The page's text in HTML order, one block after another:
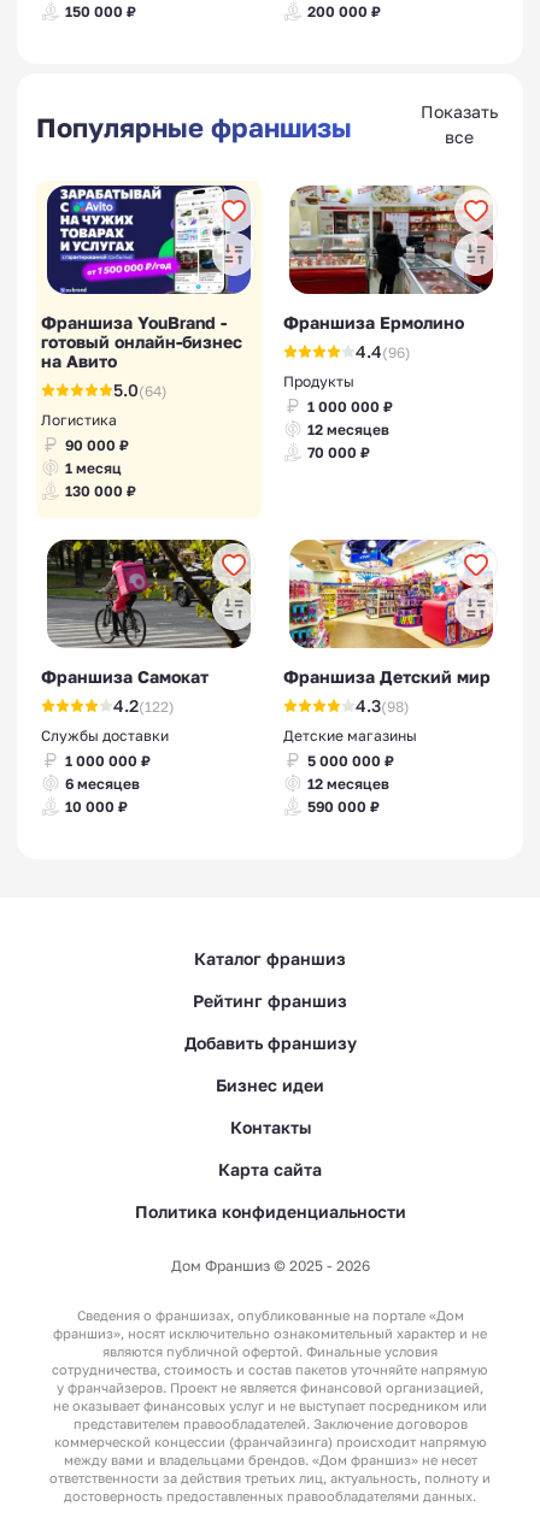
150 000 ₽
200 000 ₽
Популярные франшизы
Показать
все
Франшиза YouBrand -
готовый онлайн-бизнес
на Авито
5.0(64)
Логистика
90 000 ₽
1 месяц
130 000 ₽
Франшиза Ермолино
4.4(96)
Продукты
1 000 000 ₽
12 месяцев
70 000 ₽
Франшиза Самокат
4.2(122)
Службы доставки
1 000 000 ₽
6 месяцев
10 000 ₽
Франшиза Детский мир
4.3(98)
Детские магазины
5 000 000 ₽
12 месяцев
590 000 ₽
Каталог франшиз
Рейтинг франшиз
Добавить франшизу
Бизнес идеи
Контакты
Карта сайта
Политика конфиденциальности
Дом Франшиз © 2025 - 2026